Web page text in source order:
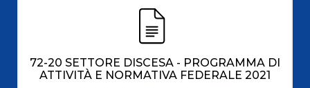
72-20 SETTORE DISCESA - PROGRAMMA DI
ATTIVITÀ E NORMATIVA FEDERALE 2021